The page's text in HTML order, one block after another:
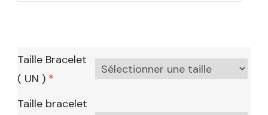
Taille Bracelet
( UN ) *
Taille bracelet